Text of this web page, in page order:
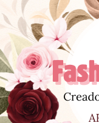
al
contenido